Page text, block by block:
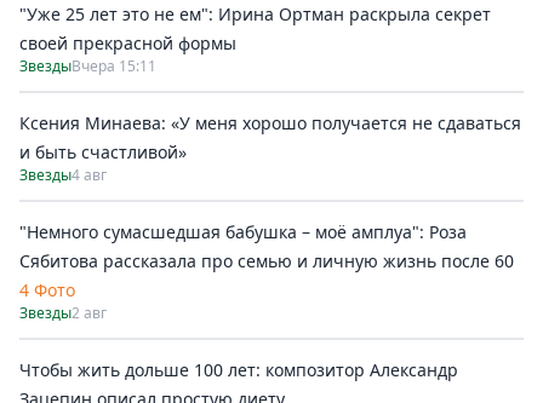
"Уже 25 лет это не ем": Ирина Ортман раскрыла секрет
своей прекрасной формы
ЗвездыВчера 15:11
Ксения Минаева: «У меня хорошо получается не сдаваться
и быть счастливой»
Звезды4 авг
"Немного сумасшедшая бабушка – моё амплуа": Роза
Сябитова рассказала про семью и личную жизнь после 60
4 Фото
Звезды2 авг
Чтобы жить дольше 100 лет: композитор Александр
Зацепин описал простую диету